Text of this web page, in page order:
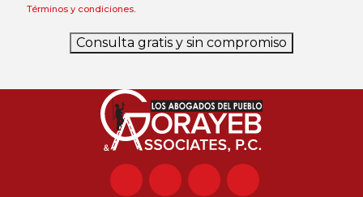
Términos y condiciones
Consulta gratis y sin compromiso